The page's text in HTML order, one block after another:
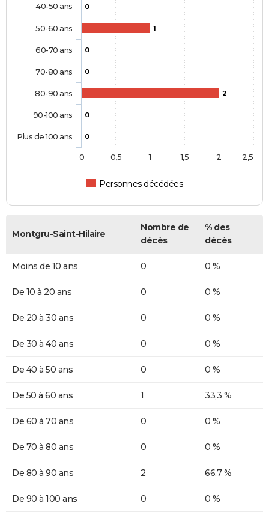
0
1
0
0
2
0
0
Personnes décédées
40-50 ans
50-60 ans
60-70 ans
70-80 ans
80-90 ans
90-100 ans
Plus de 100 ans
0 0,5 1 1,5 2 2,5
Montgru-Saint-Hilaire
Nombre de
décès
% des
décès
Moins de 10 ans 0 0 %
De 10 à 20 ans 0 0 %
De 20 à 30 ans 0 0 %
De 30 à 40 ans 0 0 %
De 40 à 50 ans 0 0 %
De 50 à 60 ans 1 33,3 %
De 60 à 70 ans 0 0 %
De 70 à 80 ans 0 0 %
De 80 à 90 ans 2 66,7 %
De 90 à 100 ans 0 0 %